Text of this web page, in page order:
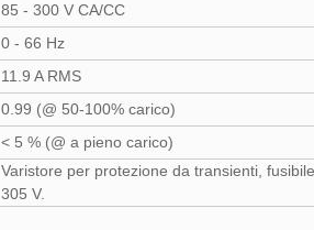
85 - 300 V CA/CC
0 - 66 Hz
11.9 A RMS
0.99 (@ 50-100% carico)
< 5 % (@ a pieno carico)
Varistore per protezione da transienti,
305 V.